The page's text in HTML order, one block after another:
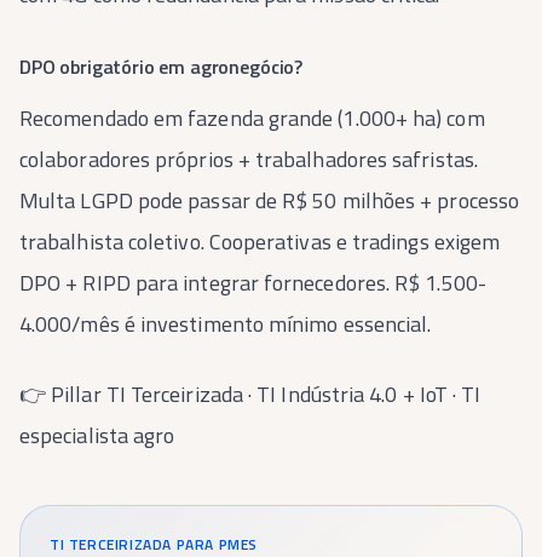
DPO obrigatório em agronegócio?
Recomendado em fazenda grande (1.000+ ha) com
colaboradores próprios + trabalhadores safristas.
Multa LGPD pode passar de R$ 50 milhões + processo
trabalhista coletivo. Cooperativas e tradings exigem
DPO + RIPD para integrar fornecedores. R$ 1.500-
4.000/mês é investimento mínimo essencial.
👉Pillar TI Terceirizada· TI Indústria 4.0 + IoT· TI
especialista agro
TI TERCEIRIZADA PARA PMES